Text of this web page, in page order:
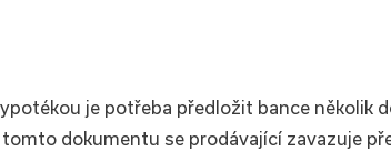
je potřeba předložit bance několik
dokumentu se prodávající zavazuje